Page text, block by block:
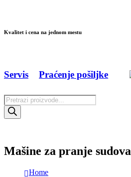
Kvalitet i cena na jednom mestu
Products
search
Servis Praćenje pošiljke
Mašine za pranje sudova
Home